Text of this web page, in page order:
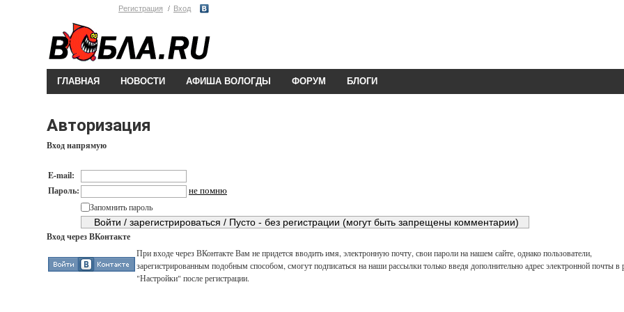
Регистрация Вход
ГЛАВНАЯ НОВОСТИ АФИША ВОЛОГДЫ ФОРУМ БЛОГИ
Авторизация
Вход напрямую
E-mail:
Пароль:
не помню
Запомнить пароль
Вход через ВКонтакте
При входе через ВКонтакте Вам не придется вводить имя, электронную почту, свои пароли на нашем сайте, однако пользователи,
зарегистрированным подобным способом, смогут подписаться на наши рассылки только введя дополнительно адрес электронной почты в
"Настройки" после регистрации.